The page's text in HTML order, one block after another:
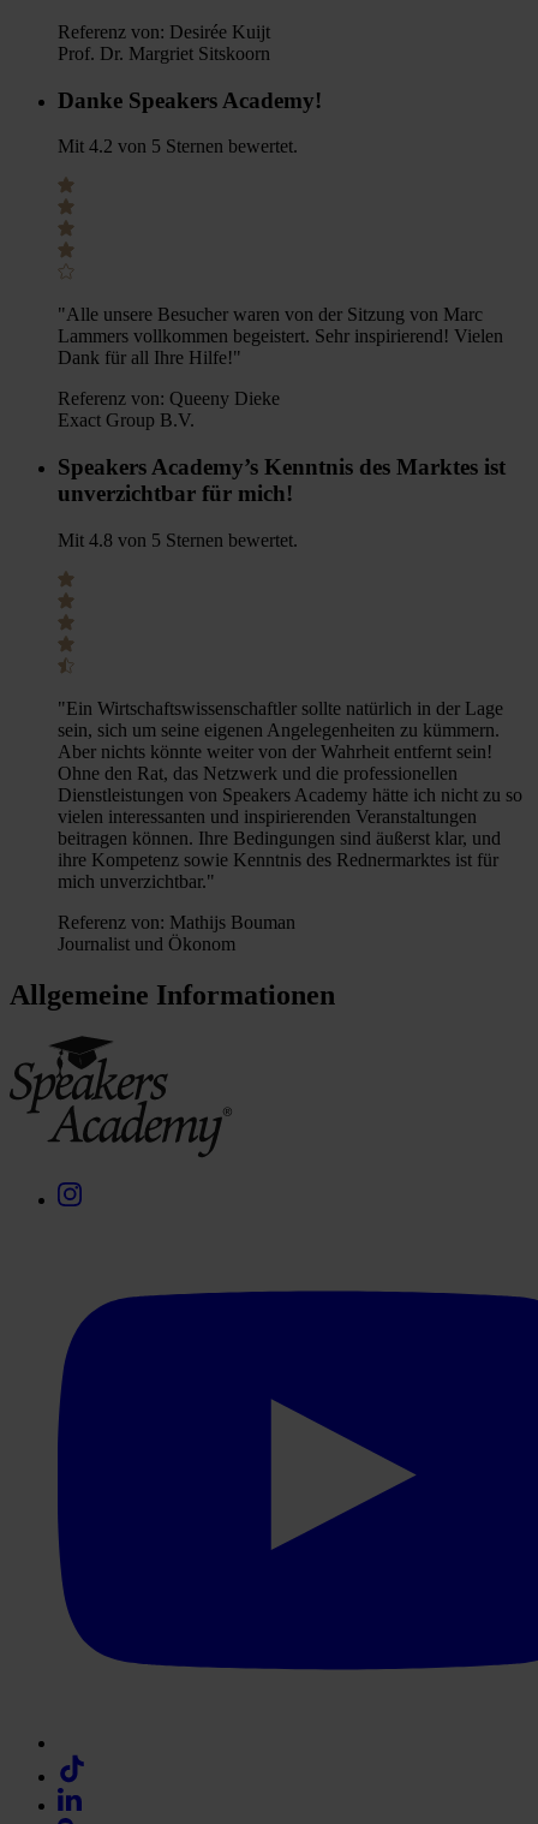
Referenz von: Desirée Kuijt
Prof. Dr. Margriet Sitskoorn
Danke Speakers Academy!
Mit 4.2 von 5 Sternen bewertet.
"Alle unsere Besucher waren von der Sitzung von Marc
Lammers vollkommen begeistert. Sehr inspirierend! Vielen
Dank für all Ihre Hilfe!"
Referenz von: Queeny Dieke
Exact Group B.V.
Speakers Academy’s Kenntnis des Marktes ist
unverzichtbar für mich!
Mit 4.8 von 5 Sternen bewertet.
"Ein Wirtschaftswissenschaftler sollte natürlich in der Lage
sein, sich um seine eigenen Angelegenheiten zu kümmern.
Aber nichts könnte weiter von der Wahrheit entfernt sein!
Ohne den Rat, das Netzwerk und die professionellen
Dienstleistungen von Speakers Academy hätte ich nicht zu so
vielen interessanten und inspirierenden Veranstaltungen
beitragen können. Ihre Bedingungen sind äußerst klar, und
ihre Kompetenz sowie Kenntnis des Rednermarktes ist für
mich unverzichtbar."
Referenz von: Mathijs Bouman
Journalist und Ökonom
Allgemeine Informationen